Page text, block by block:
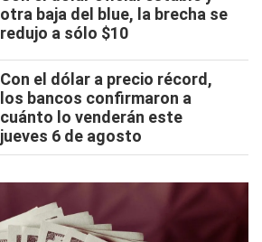
otra baja del blue, la brecha se
redujo a sólo $10
Con el dólar a precio récord,
los bancos confirmaron a
cuánto lo venderán este
jueves 6 de agosto